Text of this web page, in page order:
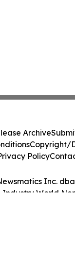
Inc.
Industry World
Archive
Copyright/
Policy